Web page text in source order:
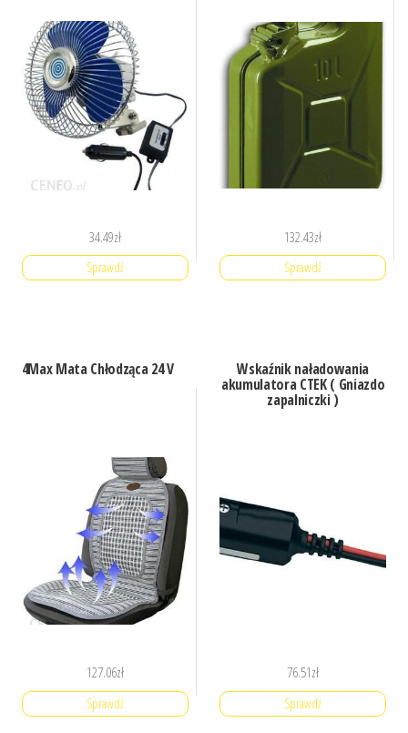
34.49zł
Sprawdź
132.43zł
Sprawdź
4Max Mata Chłodząca 24 V
127.06zł
Sprawdź
Wskaźnik naładowania
akumulatora CTEK ( Gniazdo
zapalniczki )
76.51zł
Sprawdź